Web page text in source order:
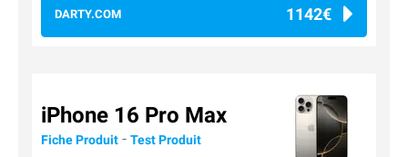
DARTY.COM 1142€
iPhone 16 Pro Max
Fiche Produit - Test Produit